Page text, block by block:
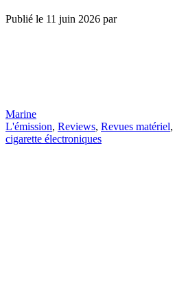
Publié le 11 juin 2026 par
Marine
L'émission, Reviews, Revues matériel,
cigarette électroniques